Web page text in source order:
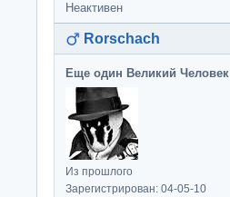
Неактивен
Rorschach
Еще один Великий Человек
Из прошлого
Зарегистрирован: 04-05-10